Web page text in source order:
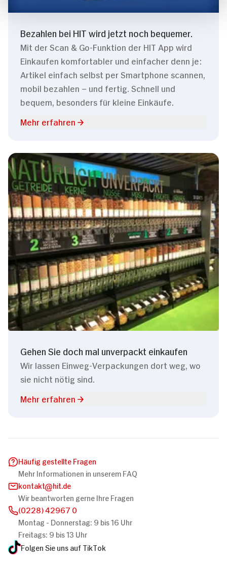
Bezahlen bei HIT wird jetzt noch bequemer.
Mit der Scan & Go-Funktion der HIT App wird
Einkaufen komfortabler und einfacher denn je:
Artikel einfach selbst per Smartphone scannen,
mobil bezahlen – und fertig. Schnell und
bequem, besonders für kleine Einkäufe.
Mehr erfahren
Gehen Sie doch mal unverpackt einkaufen
Wir lassen Einweg-Verpackungen dort weg, wo
sie nicht nötig sind.
Mehr erfahren
Häufig gestellte Fragen
Mehr Informationen in unserem FAQ
kontakt
hit.de
Wir beantworten gerne Ihre Fragen
(0228) 42967 0
Montag - Donnerstag: 9 bis 16 Uhr
Freitags: 9 bis 13 Uhr
Folgen Sie uns auf TikTok